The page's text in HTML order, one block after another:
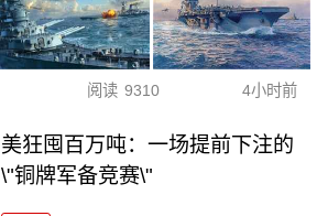
阅读 9310 4小时前
美狂囤百万吨：一场提前下注的
\"铜牌军备竞赛\"